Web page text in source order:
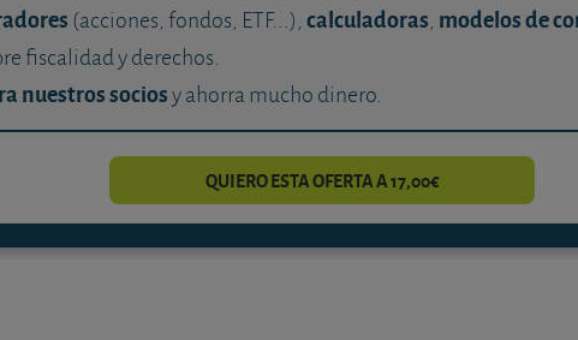
(acciones, fondos, ETF...), calculadoras, modelos de
fiscalidad y derechos.
nuestros sociosy ahorra mucho dinero.
QUIERO ESTA OFERTA A 17,00€